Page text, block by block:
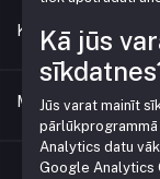
Kontakti
Adrese
Vienības gatve
Tālrunis
Mans konts
Ienākt
Kā jūs
Jūs varat mainīt
Analytics datu
Google Analytics